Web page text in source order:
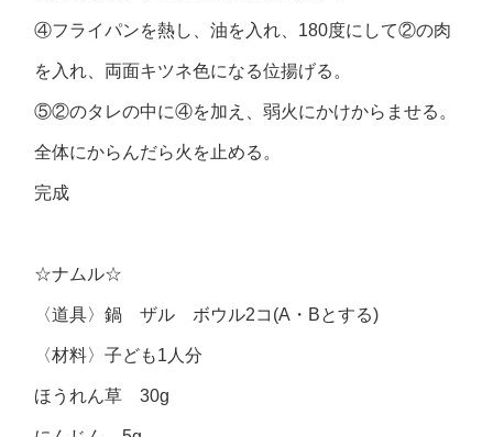
④フライパンを熱し、油を入れ、180度にして②の肉
を入れ、両面キツネ色になる位揚げる。
⑤②のタレの中に④を加え、弱火にかけからませる。
全体にからんだら火を止める。
完成
☆ナムル☆
〈道具〉鍋 ザル ボウル2コ(A・Bとする)
〈材料〉子ども1人分
ほうれん草 30g